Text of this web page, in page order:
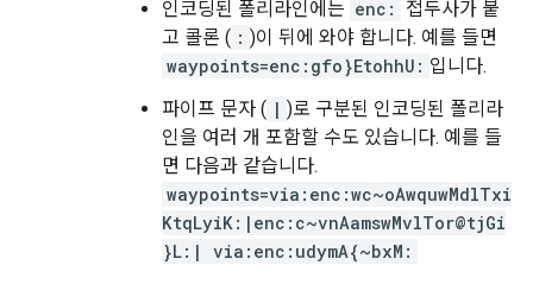
인코딩된 폴리라인에는 enc:
접두사가 붙
고 콜론 ( : )이 뒤에 와야 합니다. 예를 들면
waypoints=enc:gfo}EtohhU: 입니다.
파이프 문자 ( | )로 구분된 인코딩된 폴리라
인을 여러 개 포함할 수도 있습니다. 예를 들
면 다음과 같습니다.
waypoints=via:enc:wc~oAwquwMdlTxi
KtqLyiK:|enc:c~vnAamswMvlTor@tjGi
}L:| via:enc:udymA{~bxM: